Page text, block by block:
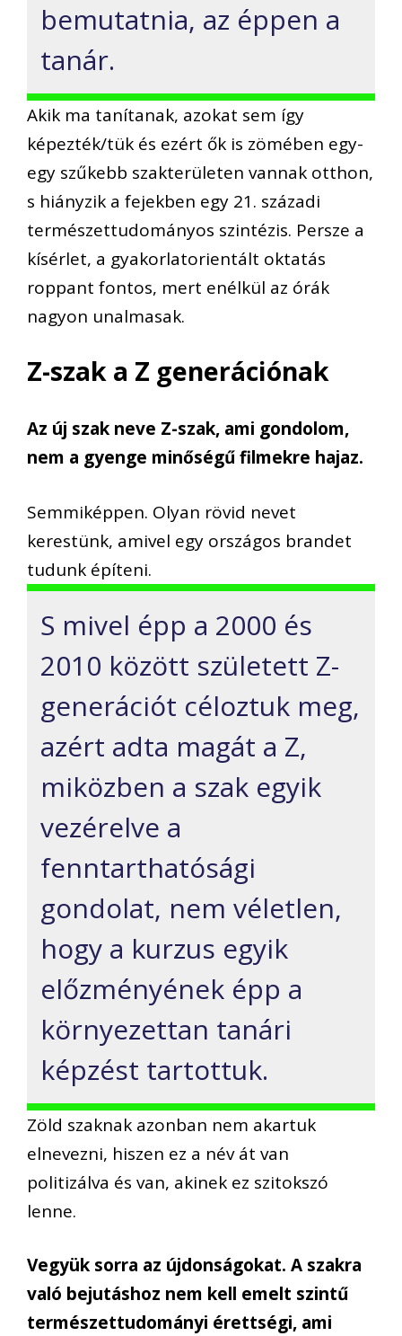
bemutatnia, az éppen a
tanár.
Akik ma tanítanak, azokat sem így
képezték/tük és ezért ők is zömében egy-
egy szűkebb szakterületen vannak otthon,
s hiányzik a fejekben egy 21. századi
természettudományos szintézis. Persze a
kísérlet, a gyakorlatorientált oktatás
roppant fontos, mert enélkül az órák
nagyon unalmasak.
Z-szak a Z generációnak
Az új szak neve Z-szak, ami gondolom,
nem a gyenge minőségű filmekre hajaz.
Semmiképpen. Olyan rövid nevet
kerestünk, amivel egy országos brandet
tudunk építeni.
S mivel épp a 2000 és
2010 között született Z-
generációt céloztuk meg,
azért adta magát a Z,
miközben a szak egyik
vezérelve a
fenntarthatósági
gondolat, nem véletlen,
hogy a kurzus egyik
előzményének épp a
környezettan tanári
képzést tartottuk.
Zöld szaknak azonban nem akartuk
elnevezni, hiszen ez a név át van
politizálva és van, akinek ez szitokszó
lenne.
Vegyük sorra az újdonságokat. A szakra
való bejutáshoz nem kell emelt szintű
természettudományi érettségi, ami